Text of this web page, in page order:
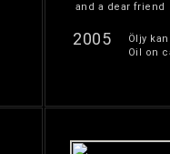
and a dear friend
2005
Öljy
Oil on